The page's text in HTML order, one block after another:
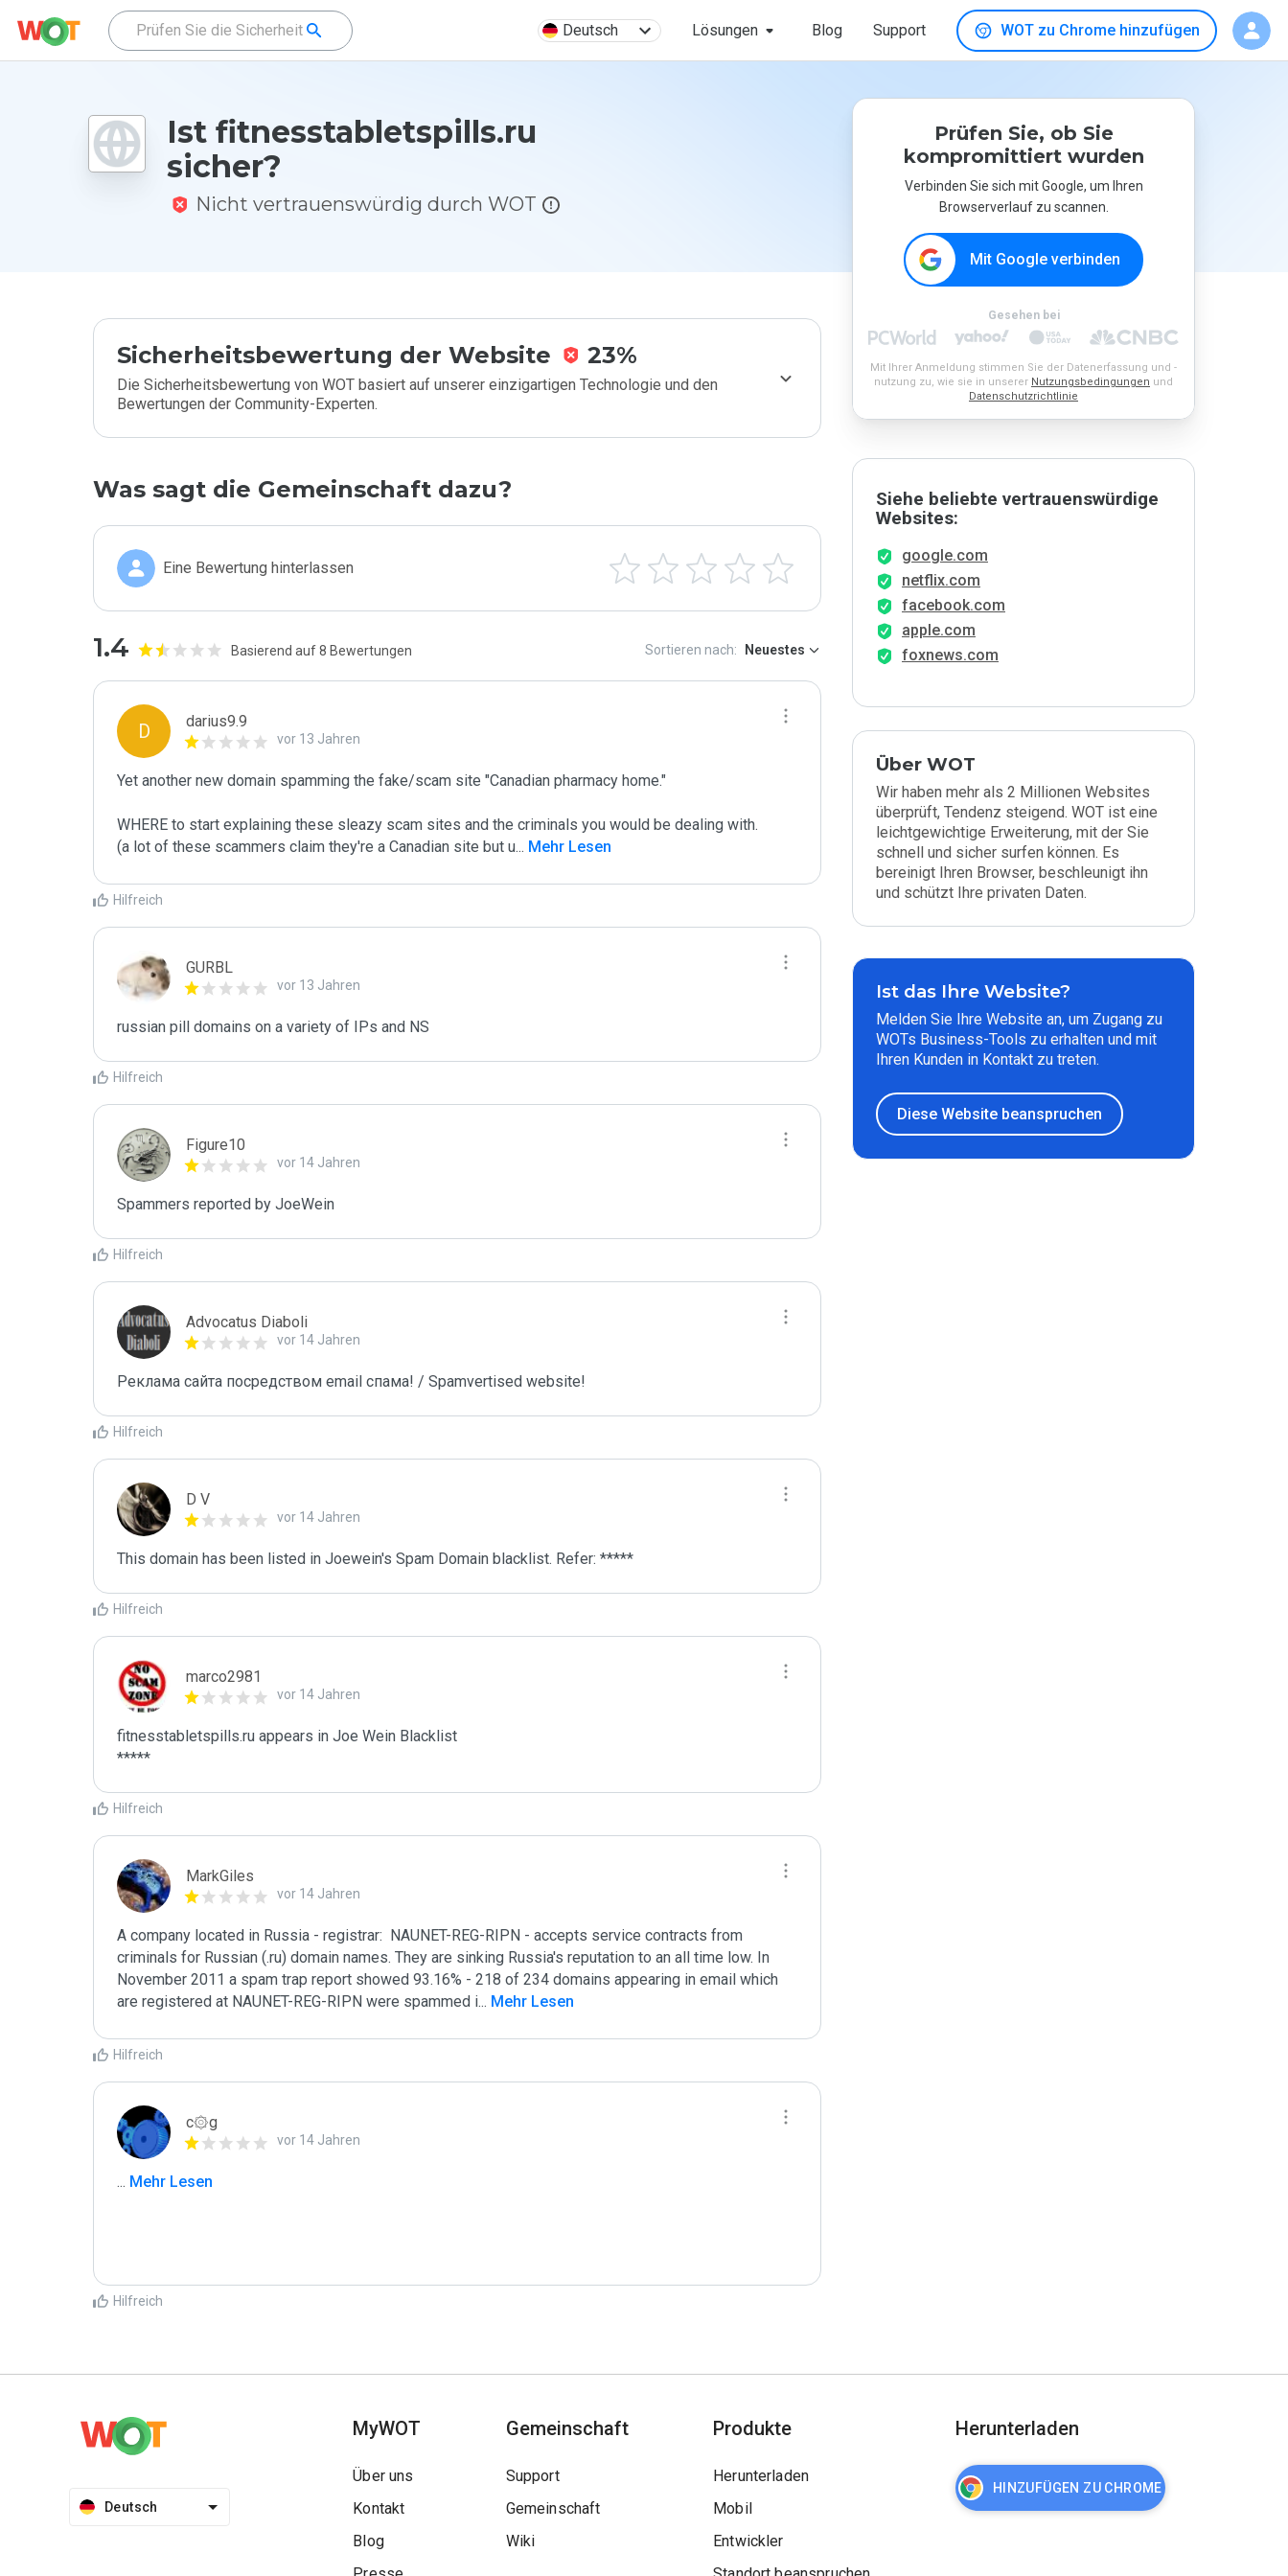
Deutsch Lösungen Blog Support WOT zu Chrome hinzufügen
Ist fitnesstabletspills.ru
sicher?
Nicht vertrauenswürdig durch WOT
Sicherheitsbewertung der Website 23%
Die Sicherheitsbewertung von WOT basiert auf unserer einzigartigen Technologie und den
Bewertungen der Community-Experten.
Was sagt die Gemeinschaft dazu?
Eine Bewertung hinterlassen
1.4 Basierend auf 8 Bewertungen Sortieren nach: Neuestes
D darius9.9
vor 13 Jahren
Yet another new domain spamming the fake/scam site "Canadian pharmacy home."
WHERE to start explaining these sleazy scam sites and the criminals you would be dealing with.
(a lot of these scammers claim they're a Canadian site but u... Mehr Lesen
Hilfreich
GURBL
vor 13 Jahren
russian pill domains on a variety of IPs and NS
Hilfreich
Figure10
vor 14 Jahren
Spammers reported by JoeWein
Hilfreich
Advocatus Diaboli
vor 14 Jahren
Реклама сайта посредством email спама! / Spamvertised website!
Hilfreich
D V
vor 14 Jahren
This domain has been listed in Joewein's Spam Domain blacklist. Refer: *****
Hilfreich
marco2981
vor 14 Jahren
fitnesstabletspills.ru appears in Joe Wein Blacklist
*****
Hilfreich
MarkGiles
vor 14 Jahren
A company located in Russia - registrar:  NAUNET-REG-RIPN - accepts service contracts from
criminals for Russian (.ru) domain names. They are sinking Russia's reputation to an all time low. In
November 2011 a spam trap report showed 93.16% - 218 of 234 domains appearing in email which
are registered at NAUNET-REG-RIPN were spammed i... Mehr Lesen
Hilfreich
c۞g
vor 14 Jahren
... Mehr Lesen
Hilfreich
Prüfen Sie, ob Sie
kompromittiert wurden
Verbinden Sie sich mit Google, um Ihren
Browserverlauf zu scannen.
Mit Google verbinden
Gesehen bei
Mit Ihrer Anmeldung stimmen Sie der Datenerfassung und -
nutzung zu, wie sie in unserer Nutzungsbedingungen und
Datenschutzrichtlinie
Siehe beliebte vertrauenswürdige
Websites:
google.com
netflix.com
facebook.com
apple.com
foxnews.com
Über WOT
Wir haben mehr als 2 Millionen Websites
überprüft, Tendenz steigend. WOT ist eine
leichtgewichtige Erweiterung, mit der Sie
schnell und sicher surfen können. Es
bereinigt Ihren Browser, beschleunigt ihn
und schützt Ihre privaten Daten.
Ist das Ihre Website?
Melden Sie Ihre Website an, um Zugang zu
WOTs Business-Tools zu erhalten und mit
Ihren Kunden in Kontakt zu treten.
Diese Website beanspruchen
Deutsch
MyWOT
Über uns
Kontakt
Blog
Gemeinschaft
Support
Gemeinschaft
Wiki
Produkte
Herunterladen
Mobil
Entwickler
Herunterladen
HINZUFÜGEN ZU CHROME